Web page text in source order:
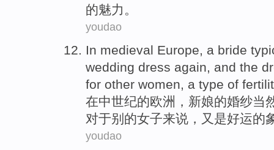
的魅力 。
youdao
In medieval Europe, a bride
wedding dress again, and the
for other women, a type of
在中世纪的欧洲 ， 新娘的婚纱当
对于别的女子来说 ，又是好运的
youdao